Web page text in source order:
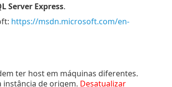
Server Express.
https://msdn.microsoft.com/en-
ter host em máquinas diferentes.
instância de origem. Desatualizar